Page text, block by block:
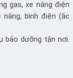
gas, xe nâng điện
nâng, bình điện (ắc
bảo dưỡng tận nơi.